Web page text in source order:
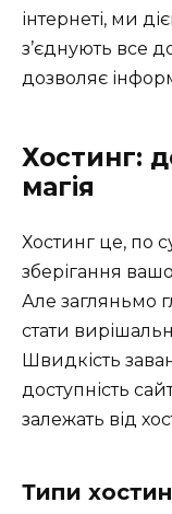
інтернеті, ми
з’єднують все
дозволяє
Хостинг:
магія
Хостинг це, по
зберігання
Але загляньмо
стати
Швидкість
доступність
залежать від
Типи